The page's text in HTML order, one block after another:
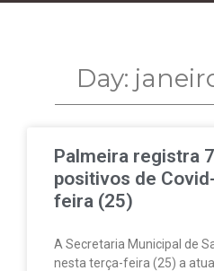
Day:
Palmeira registra
positivos de
feira (25)
A Secretaria Municipal de
nesta terça-feira (25) a